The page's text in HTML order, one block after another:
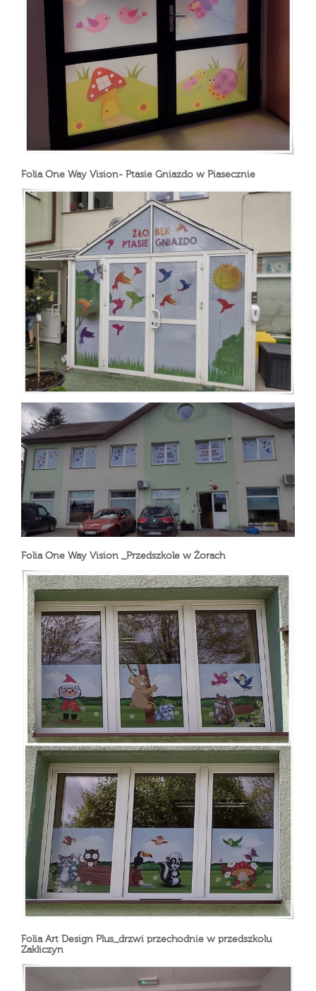
Folia One Way Vision- Ptasie Gniazdo w Piasecznie
Folia One Way Vision _Przedszkole w Żorach
Folia Art Design Plus_drzwi przechodnie w przedszkolu
Zakliczyn